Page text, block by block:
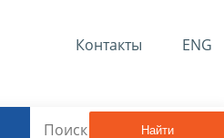
Контакты ENG
Найти